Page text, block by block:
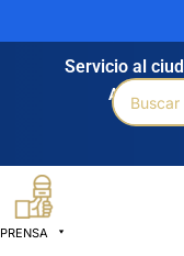
Servicio al
Buscar
por:
PRENSA